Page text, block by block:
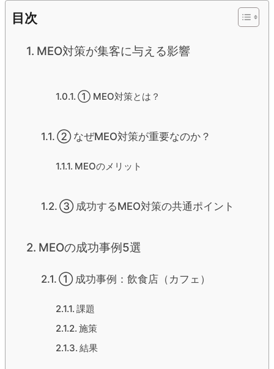
目次
MEO対策が集客に与える影響
① MEO対策とは？
② なぜMEO対策が重要なのか？
MEOのメリット
③ 成功するMEO対策の共通ポイント
MEOの成功事例5選
① 成功事例：飲食店（カフェ）
課題
施策
結果